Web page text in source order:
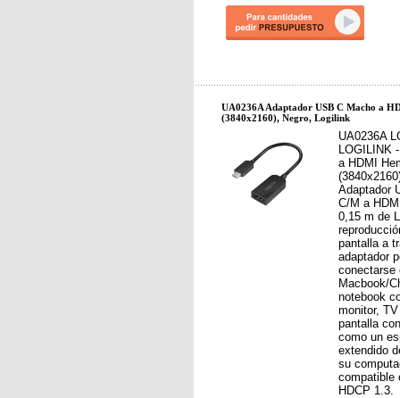
UA0236A Adaptador USB C Macho a
(3840x2160), Negro, Logilink
UA0236A
LOGILINK
a HDMI
Adaptador
C/M a
0,15 m de
pantalla a
adaptador
conectarse
Macbook/
notebook
monitor,
pantalla
como un
extendido
su
compatible
HDCP 1.3.